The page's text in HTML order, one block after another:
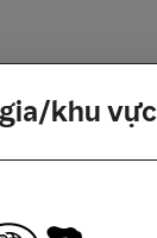
khu vực